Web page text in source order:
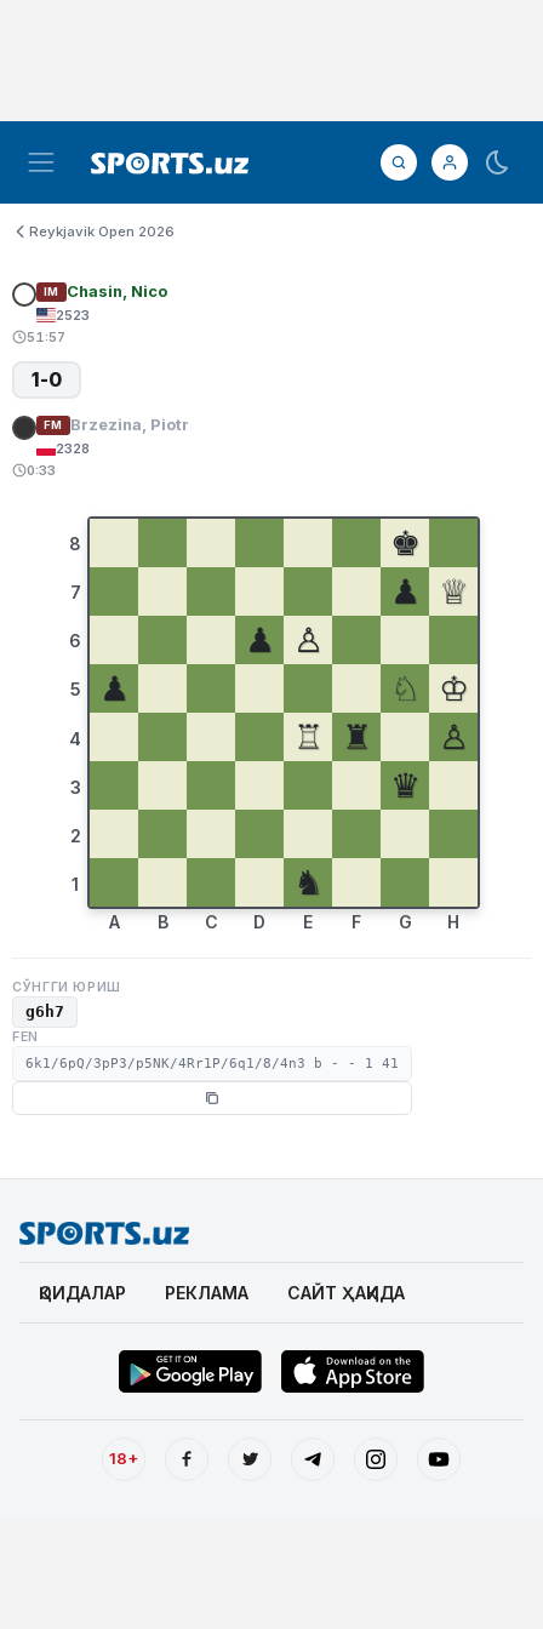
Reykjavik Open 2026
IM Chasin, Nico
2523
51:57
1-0
FM Brzezina, Piotr
2328
0:33
8
7
6
5
4
3
2
1
♚
♟
♕
♟
♙
♟
♘
♔
♖
♜
♙
♛
♞
A B C D E F G H
СЎНГГИ ЮРИШ
g6h7
FEN
6k1/6pQ/3pP3/p5NK/4Rr1P/6q1/8/4n3 b - - 1 41
ҚОИДАЛАР РЕКЛАМА САЙТ ҲАҚИДА
18+